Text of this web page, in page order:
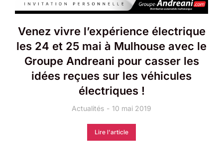
Venez vivre l’expérience électrique
les 24 et 25 mai à Mulhouse avec le
Groupe Andreani pour casser les
idées reçues sur les véhicules
électriques !
Actualités 10 mai 2019
Lire l'article